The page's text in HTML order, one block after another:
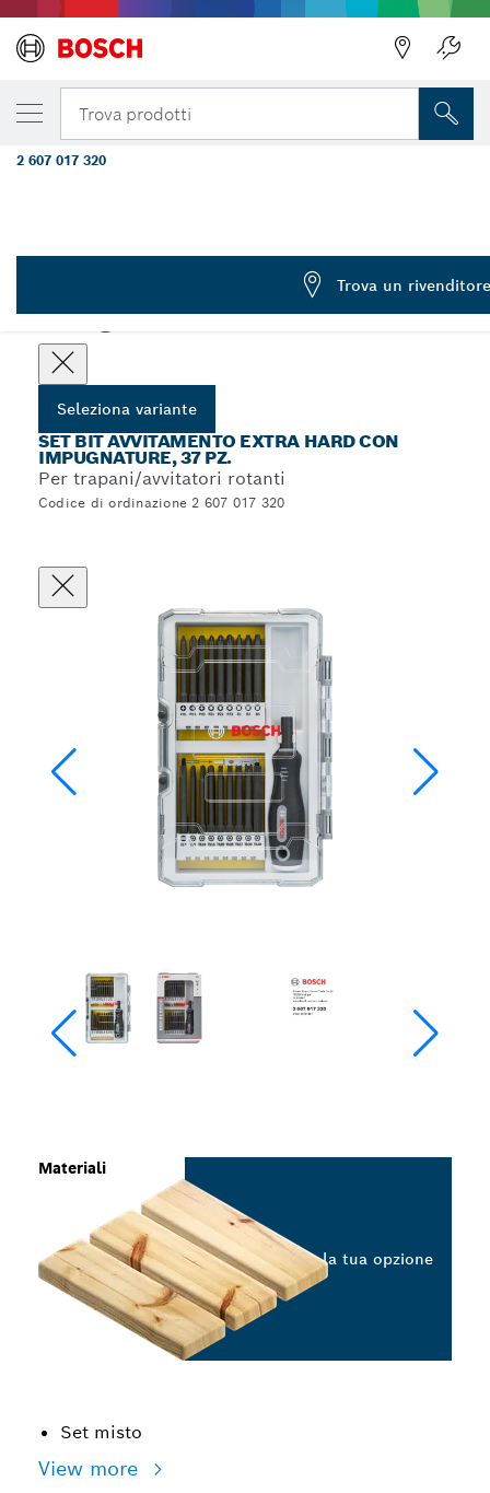
Trova prodotti
Set misti di bit avvitamento Extra Hard, PH, PZ, SL, TH, TQ,
Scegli la tua variante
Seleziona variante
SET BIT AVVITAMENTO EXTRA HARD CON
IMPUGNATURE, 37 PZ.
Per trapani/avvitatori rotanti
Codice di ordinazione 2 607 017 320
Set misto
View more
Materiali
Seleziona la tua opzione
LA TUA VARIANTE SELEZIONATA
Set bit di avvitamento con impugnatura da
TW, SP, R e portabit
2 607 017 320
Trova un